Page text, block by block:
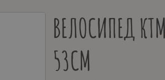
ВЕЛОСИПЕД
53СМ